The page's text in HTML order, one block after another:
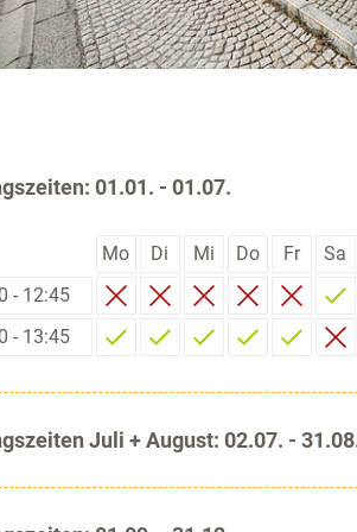
01.01. - 01.07.
Mo Di Mi Do Fr
Sa
- 12:45
- 13:45
Juli + August: 02.07. -